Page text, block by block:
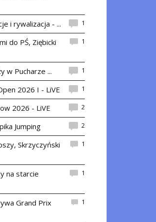
i rywalizacja - ... 1
do PŚ, Ziębicki
1
w Pucharze ... 1
2026 I - LiVE 1
2026 - LiVE 2
Jumping 2
Skrzyczyński
1
na starcie
1
Grand Prix
1